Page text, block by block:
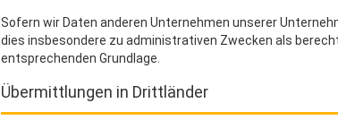
Sofern wir Daten anderen Unternehmen unserer
dies insbesondere zu administrativen Zwecken als
entsprechenden Grundlage.
Übermittlungen in Drittländer